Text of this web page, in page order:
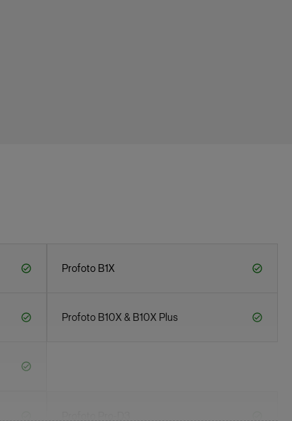
Profoto B1X
Profoto B10X & B10X Plus